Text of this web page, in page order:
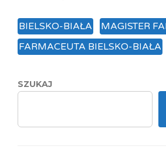
BIELSKO-BIAŁA
MAGISTER
FARMACEUTA BIELSKO-BIAŁA
SZUKAJ